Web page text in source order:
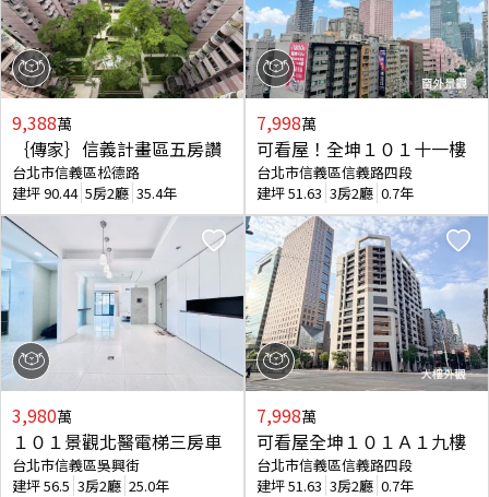
9,388萬
｛傳家｝信義計畫區五房讚
台北市信義區松德路
建坪90.44 5房2廳 35.4年
3,980萬
１０１景觀北醫電梯三房車
台北市信義區吳興街
建坪56.5 3房2廳 25.0年
7,998萬
可看屋！全坤１０１十一樓
台北市信義區信義路四段
建坪51.63 3房2廳 0.7年
7,998萬
可看屋全坤１０１Ａ１九樓
台北市信義區信義路四段
建坪51.63 3房2廳 0.7年